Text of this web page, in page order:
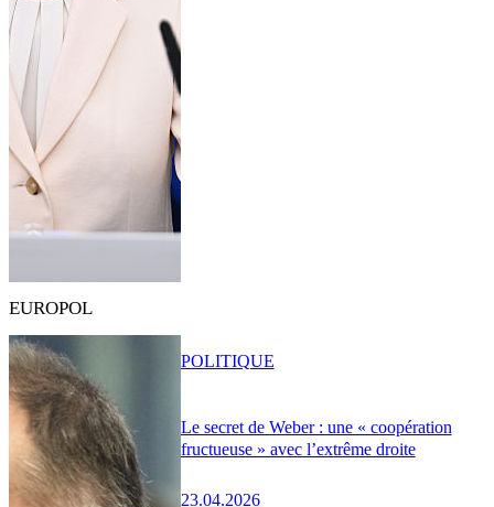
EUROPOL
Le secret de Weber : une « coopération
fructueuse » avec l’extrême droite
23.04.2026
POLITIQUE